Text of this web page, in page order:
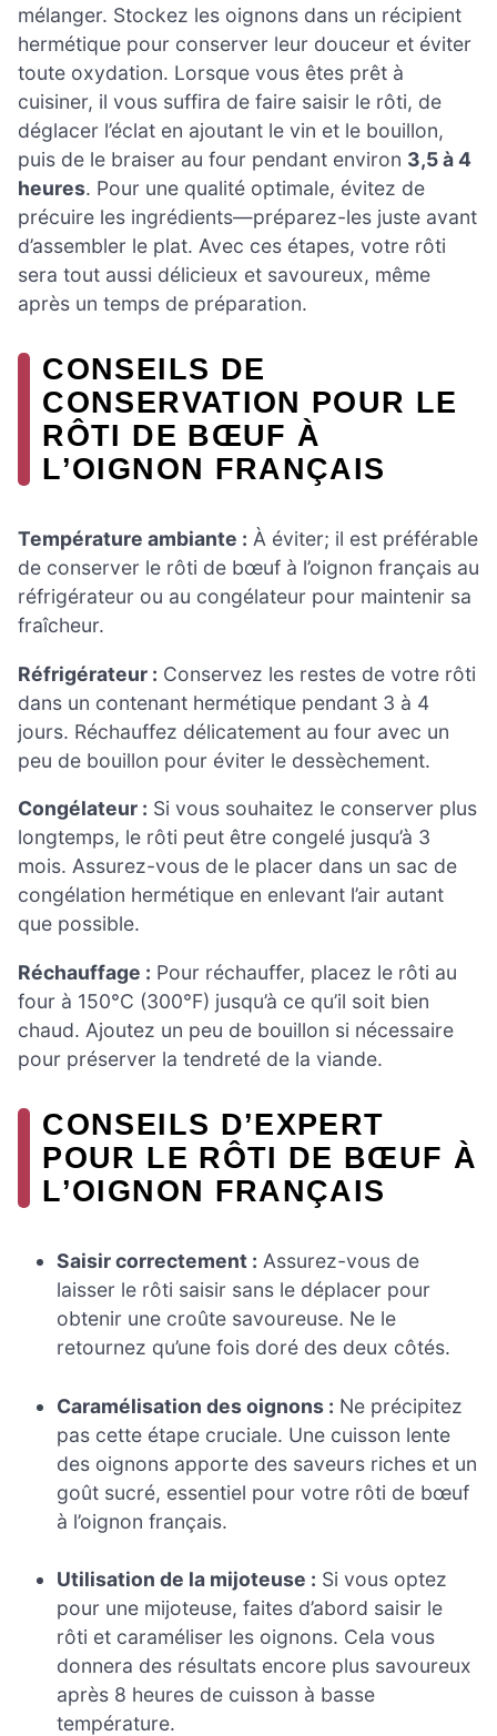
mélanger. Stockez les oignons dans un récipient
hermétique pour conserver leur douceur et éviter
toute oxydation. Lorsque vous êtes prêt à
cuisiner, il vous suffira de faire saisir le rôti, de
déglacer l’éclat en ajoutant le vin et le bouillon,
puis de le braiser au four pendant environ 3,5 à 4
heures. Pour une qualité optimale, évitez de
précuire les ingrédients—préparez-les juste avant
d’assembler le plat. Avec ces étapes, votre rôti
sera tout aussi délicieux et savoureux, même
après un temps de préparation.
CONSEILS DE
CONSERVATION POUR LE
RÔTI DE BŒUF À
L’OIGNON FRANÇAIS
Température ambiante : À éviter; il est préférable
de conserver le rôti de bœuf à l’oignon français au
réfrigérateur ou au congélateur pour maintenir sa
fraîcheur.
Réfrigérateur : Conservez les restes de votre rôti
dans un contenant hermétique pendant 3 à 4
jours. Réchauffez délicatement au four avec un
peu de bouillon pour éviter le dessèchement.
Congélateur : Si vous souhaitez le conserver plus
longtemps, le rôti peut être congelé jusqu’à 3
mois. Assurez-vous de le placer dans un sac de
congélation hermétique en enlevant l’air autant
que possible.
Réchauffage : Pour réchauffer, placez le rôti au
four à 150°C (300°F) jusqu’à ce qu’il soit bien
chaud. Ajoutez un peu de bouillon si nécessaire
pour préserver la tendreté de la viande.
CONSEILS D’EXPERT
POUR LE RÔTI DE BŒUF À
L’OIGNON FRANÇAIS
Saisir correctement : Assurez-vous de
laisser le rôti saisir sans le déplacer pour
obtenir une croûte savoureuse. Ne le
retournez qu’une fois doré des deux côtés.
Caramélisation des oignons : Ne précipitez
pas cette étape cruciale. Une cuisson lente
des oignons apporte des saveurs riches et un
goût sucré, essentiel pour votre rôti de bœuf
à l’oignon français.
Utilisation de la mijoteuse : Si vous optez
pour une mijoteuse, faites d’abord saisir le
rôti et caraméliser les oignons. Cela vous
donnera des résultats encore plus savoureux
après 8 heures de cuisson à basse
température.